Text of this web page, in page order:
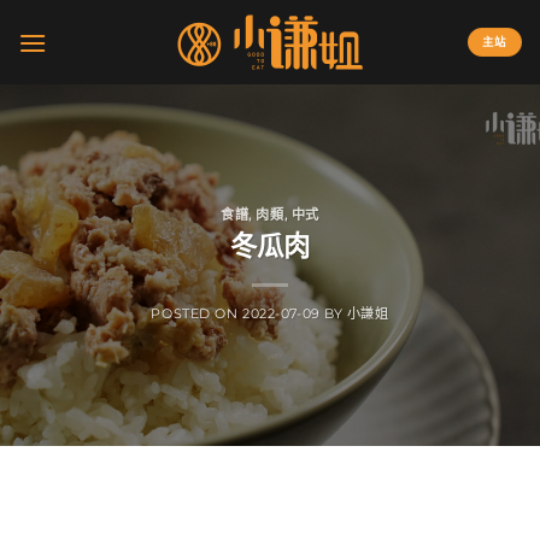
主站
食譜, 肉類, 中式
冬瓜肉
POSTED ON2022-07-09 BY 小謙姐